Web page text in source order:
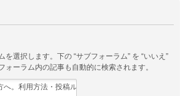
選択します。下の “サブフォーラム” を “いいえ”
ォーラム内の記事も自動的に検索されます。